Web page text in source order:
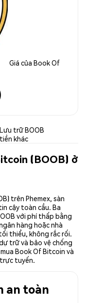
Giá của Book Of
Lưu trữ BOOB
khác
(BOOB) ở
trên Phemex, sàn
cậy toàn cầu. Ba
với phí thấp bằng
hàng hoặc nhà
thiểu, không rắc rối.
trữ và bảo vệ chống
Book Of Bitcoin và
tuyến.
an toàn